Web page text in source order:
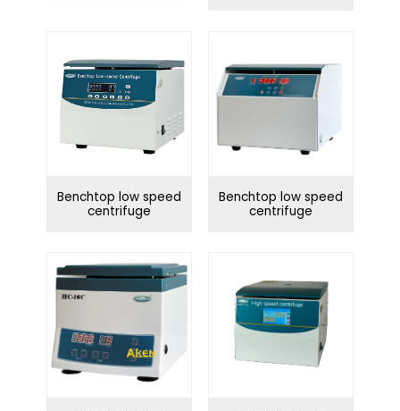
Benchtop low speed
centrifuge
Benchtop low speed
centrifuge